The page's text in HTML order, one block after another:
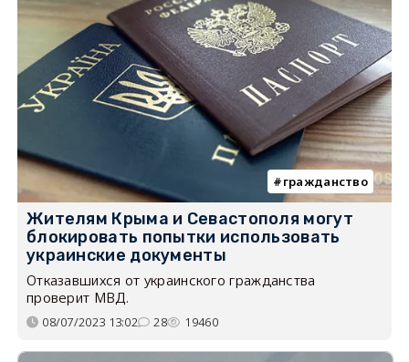
гражданство
Жителям Крыма и Севастополя могут
блокировать попытки использовать
украинские документы
Отказавшихся от украинского гражданства
проверит МВД.
08/07/2023 13:02 28 19460